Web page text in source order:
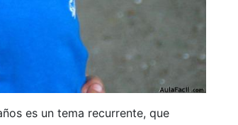
es un tema recurrente, que